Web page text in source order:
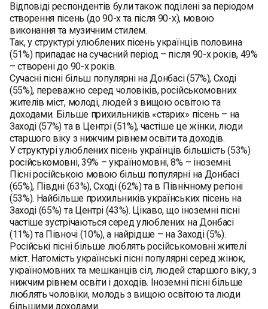
Відповіді респондентів були також поділені за періодом
створення пісень (до 90-х та після 90-х), мовою
виконання та музичним стилем.
Так, у структурі улюблених пісень українців половина
(51%) припадає на сучасний період – після 90-х років, 49%
– створені до 90-х років.
Сучасні пісні більш популярні на Донбасі (57%), Сході
(55%), переважно серед чоловіків, російськомовних
жителів міст, молоді, людей з вищою освітою та
доходами. Більше прихильників «старих» пісень – на
Заході (57%) та в Центрі (51%), частіше це жінки, люди
старшого віку з нижчим рівнем освіти та доходів.
У структурі улюблених пісень українців більшість (53%)
російськомовні, 39% – україномовні, 8% – іноземні.
Пісні російською мовою більш популярні на Донбасі
(65%), Півдні (63%), Сході (62%) та в Північному регіоні
(53%). Найбільше прихильників українських пісень на
Заході (65%) та Центрі (43%). Цікаво, що іноземні пісні
частіше зустрічаються серед улюблених на Донбасі
(11%) та Півночі (10%), а найрідше – на Заході (5%).
Російські пісні більше люблять російськомовні жителі
міст. Натомість українські пісні популярні серед жінок,
україномовних та мешканців сіл, людей старшого віку, з
нижчим рівнем освіти і доходів. Іноземні пісні більше
люблять чоловіки, молодь з вищою освітою та люди
більшими доходами.